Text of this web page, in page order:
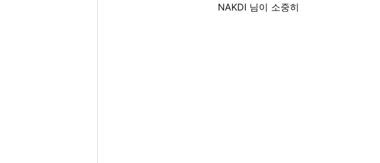
NAKDI 님이 소중히